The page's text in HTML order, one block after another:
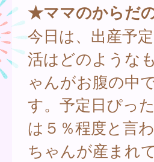
★ママのからだ
今日は、出産予
活はどのような
ゃんがお腹の中
す。予定日ぴっ
は５％程度と言
ちゃんが産まれ